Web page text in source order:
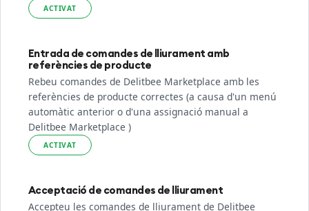
ACTIVAT
Entrada de comandes de lliurament amb
referències de producte
Rebeu comandes de Delitbee Marketplace amb les
referències de producte correctes (a causa d'un menú
automàtic anterior o d'una assignació manual a
Delitbee Marketplace )
ACTIVAT
Acceptació de comandes de lliurament
Accepteu les comandes de lliurament de Delitbee